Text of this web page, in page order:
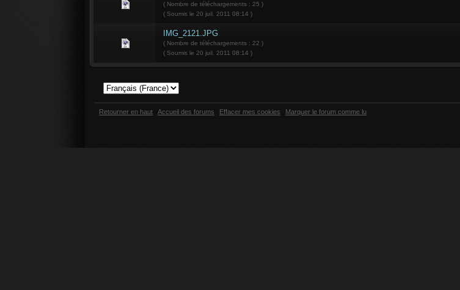
( Nombre de téléchargements : 25 )
( Soumis le 20 juil. 2011 08:14 )
IMG_2121.JPG
( Nombre de téléchargements : 22 )
( Soumis le 20 juil. 2011 08:14 )
Retourner en haut Accueil des forums Effacer mes cookies Marquer le forum comme lu